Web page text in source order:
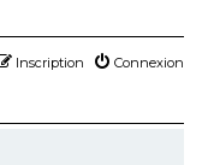
Connexion
Inscription